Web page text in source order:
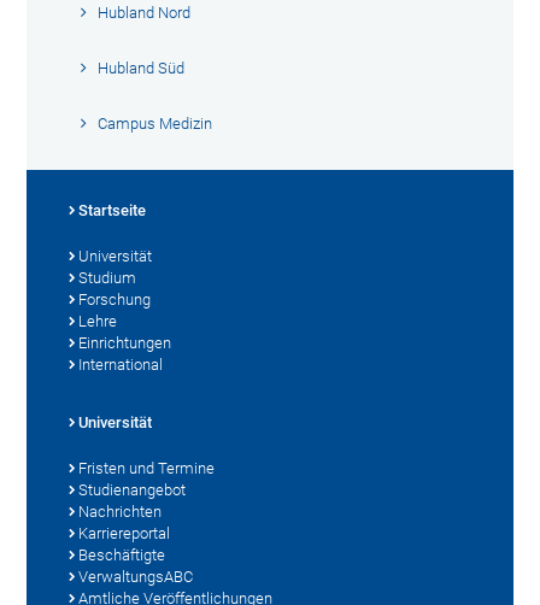
Hubland Nord
Hubland Süd
Campus Medizin
Startseite
Universität
Studium
Forschung
Lehre
Einrichtungen
International
Universität
Fristen und Termine
Studienangebot
Nachrichten
Karriereportal
Beschäftigte
VerwaltungsABC
Amtliche Veröffentlichungen